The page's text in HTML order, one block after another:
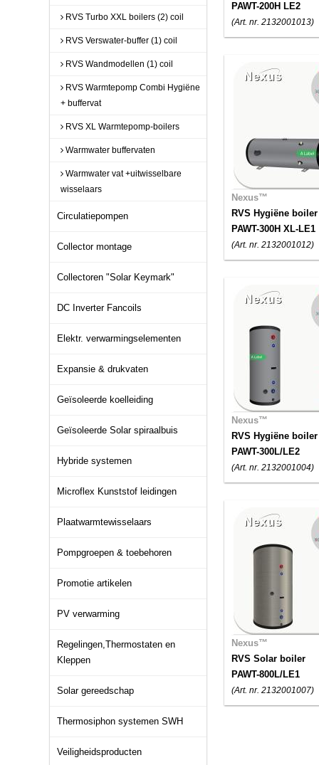
RVS Turbo XXL boilers (2) coil
RVS Verswater-buffer (1) coil
RVS Wandmodellen (1) coil
RVS Warmtepomp Combi Hygiëne
+ buffervat
RVS XL Warmtepomp-boilers
Warmwater buffervaten
Warmwater vat +uitwisselbare
wisselaars
Circulatiepompen
Collector montage
Collectoren "Solar Keymark"
DC Inverter Fancoils
Elektr. verwarmingselementen
Expansie & drukvaten
Geïsoleerde koelleiding
Geïsoleerde Solar spiraalbuis
Hybride systemen
Microflex Kunststof leidingen
Plaatwarmtewisselaars
Pompgroepen & toebehoren
Promotie artikelen
PV verwarming
Regelingen,Thermostaten en
Kleppen
Solar gereedschap
Thermosiphon systemen SWH
Veiligheidsproducten
PAWT-200H LE2
(Art. nr. 2132001013)
Nexus™
RVS Hygiëne boiler
PAWT-300H XL-LE1
(Art. nr. 2132001012)
Nexus™
RVS Hygiëne boiler
PAWT-300L/LE2
(Art. nr. 2132001004)
Nexus™
RVS Solar boiler
PAWT-800L/LE1
(Art. nr. 2132001007)